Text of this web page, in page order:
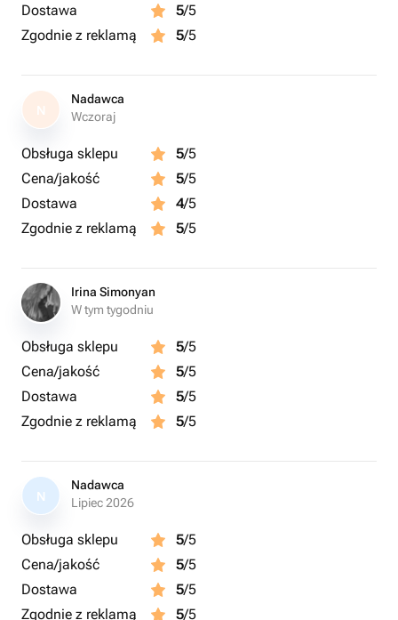
Если какой-то вкус временно недоступен, мы
обязательно согласуем замену.
Dostawa
5/5
Zgodnie z reklamą
5/5
N
Nadawca
Wczoraj
Obsługa sklepu 5/5
Cena/jakość
5/5
Dostawa
4/5
Zgodnie z reklamą
5/5
Irina Simonyan
W tym tygodniu
Obsługa sklepu 5/5
Cena/jakość
5/5
Dostawa
5/5
Zgodnie z reklamą
5/5
N
Nadawca
Lipiec 2026
Obsługa sklepu 5/5
Cena/jakość
5/5
Dostawa
5/5
Zgodnie z reklamą
5/5